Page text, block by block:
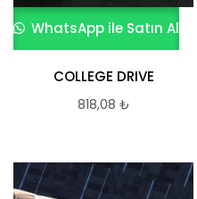
WhatsApp ile Satın Al
COLLEGE DRIVE
818,08 ₺